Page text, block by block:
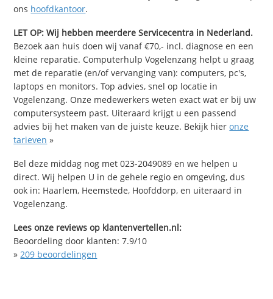
ons hoofdkantoor.
LET OP: Wij hebben meerdere Servicecentra in Nederland.
Bezoek aan huis doen wij vanaf €70,- incl. diagnose en een
kleine reparatie. Computerhulp Vogelenzang helpt u graag
met de reparatie (en/of vervanging van): computers, pc's,
laptops en monitors. Top advies, snel op locatie in
Vogelenzang. Onze medewerkers weten exact wat er bij uw
computersysteem past. Uiteraard krijgt u een passend
advies bij het maken van de juiste keuze. Bekijk hieronze
tarieven »
Bel deze middag nog met 023-2049089 en we helpen u
direct. Wij helpen U in de gehele regio en omgeving, dus
ook in: Haarlem, Heemstede, Hoofddorp, en uiteraard in
Vogelenzang.
Lees onze reviews op klantenvertellen.nl:
Beoordeling door klanten:7.9/10
» 209 beoordelingen